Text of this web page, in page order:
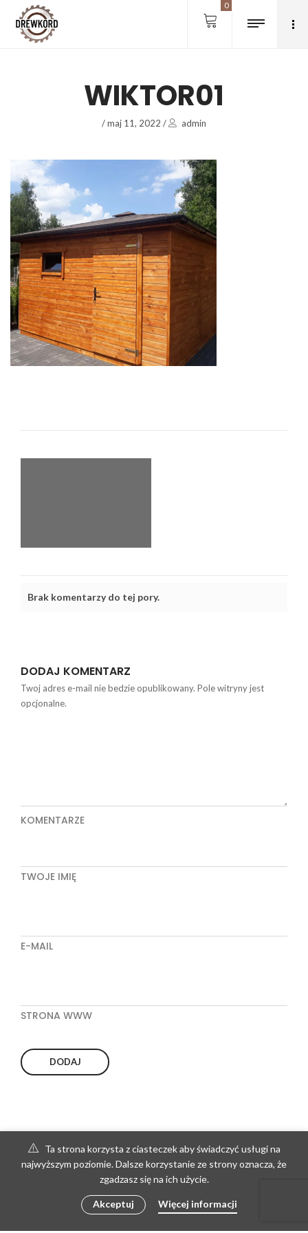
0
WIKTOR01
/maj 11, 2022 / admin
Brak komentarzy do tej pory.
DODAJ KOMENTARZ
Twoj adres e-mail nie bedzie opublikowany. Pole witryny jest
opcjonalne.
KOMENTARZE
TWOJE IMIĘ
E-MAIL
STRONA WWW
Ta strona korzysta z ciasteczek aby świadczyć usługi na
najwyższym poziomie. Dalsze korzystanie ze strony oznacza, że
zgadzasz się na ich użycie.
Akceptuj Więcej informacji